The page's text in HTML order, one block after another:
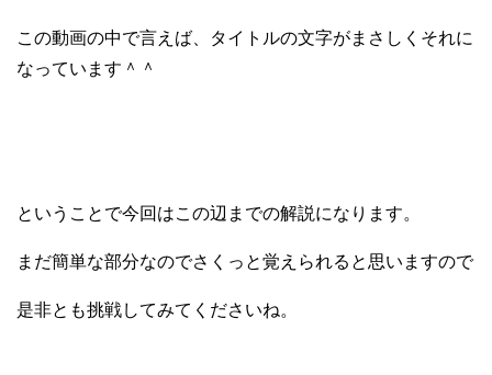
この動画の中で言えば、タイトルの文字がまさしくそれに
なっています＾＾
ということで今回はこの辺までの解説になります。
まだ簡単な部分なのでさくっと覚えられると思いますので
是非とも挑戦してみてくださいね。